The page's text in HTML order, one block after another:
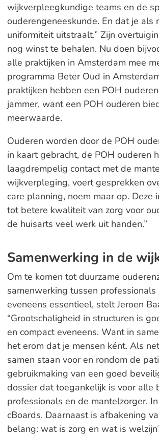
wijkverpleegkundige teams en de
ouderengeneeskunde. En dat je als
uniformiteit uitstraalt.” Zijn
nog winst te behalen. Nu doen
alle praktijken in Amsterdam mee
programma Beter Oud in
praktijken hebben een POH
jammer, want een POH ouderen
meerwaarde.
Ouderen worden door de POH
in kaart gebracht, de POH ouderen
laagdrempelig contact met de
wijkverpleging, voert gesprekken
care planning, noem maar op. Deze
tot betere kwaliteit van zorg voor
de huisarts veel werk uit handen.”
Samenwerking in de
Om te komen tot duurzame
samenwerking tussen
eveneens essentieel, stelt Jeroen
“Grootschaligheid in structuren is
en compact eveneens. Want in
het erom dat je mensen ként. Als
samen staan voor en rondom de
gebruikmaking van een goed
dossier dat toegankelijk is voor alle
professionals en de mantelzorger.
cBoards. Daarnaast is afbakening
belang: wat is zorg en wat is